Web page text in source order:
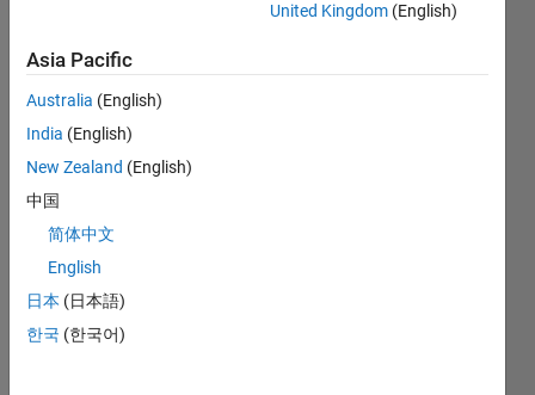
CONTRIBUTIONS
-2
-1
0
5
6
7
8
L
04/20
12/20
08/21
04/22
12/22
08/23
04/24
12/24
08/25
04/26
01/21
10/21
07/22
04/23
01/24
10/24
07/25
03/21
02/22
01/23
12/23
11/24
10/25
United Kingdom (English)
Asia Pacific
Australia (English)
India (English)
New Zealand (English)
中国
简体中文
English
日本 (日本語)
한국 (한국어)